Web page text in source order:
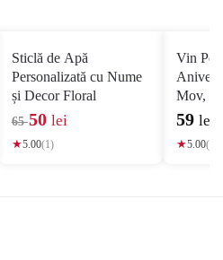
Sticlă de Apă
Personalizată cu Nume
și Decor Floral
65
e
50 lei
★5.00(1)
Vin
Mov,
59 lei
★5.00(5)